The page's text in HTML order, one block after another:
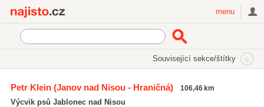
menu
Související sekce/štítky
Kynologie
Petr Klein(Janov nad Nisou - Hraničná) 106,46 km
Výcvik psů Jablonec nad Nisou